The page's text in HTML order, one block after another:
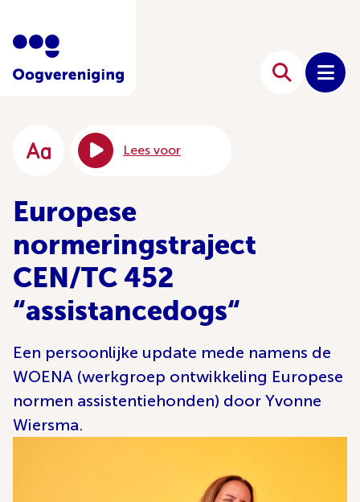
Lees voor
Europese
normeringstraject
CEN/TC 452
“assistancedogs“
Een persoonlijke update mede namens de
WOENA (werkgroep ontwikkeling Europese
normen assistentiehonden) door Yvonne
Wiersma.